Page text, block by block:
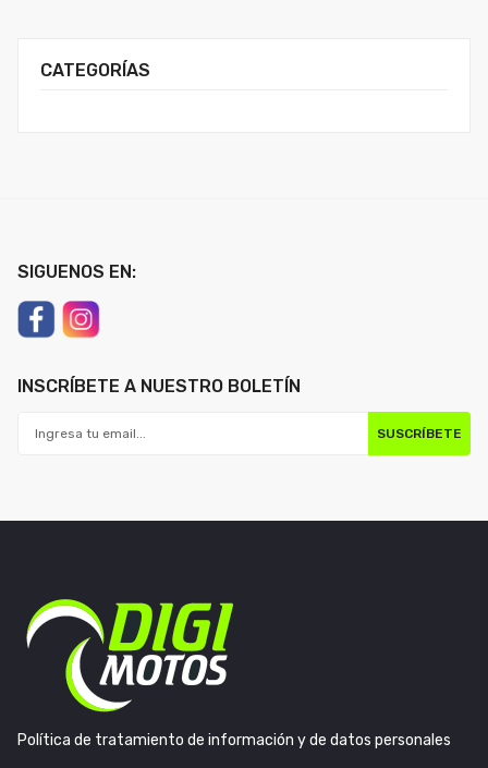
CATEGORÍAS
SIGUENOS EN:
INSCRÍBETE A NUESTRO BOLETÍN
SUSCRÍBETE
Política de tratamiento de información y de datos personales